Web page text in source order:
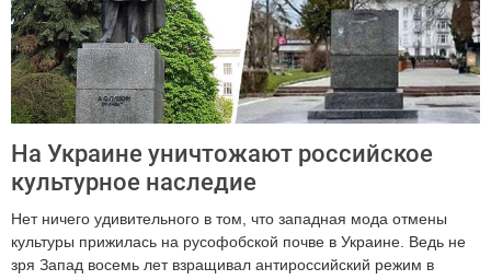
На Украине уничтожают российское
культурное наследие
Нет ничего удивительного в том, что западная мода отмены
культуры прижилась на русофобской почве в Украине. Ведь не
зря Запад восемь лет взращивал антироссийский режим в